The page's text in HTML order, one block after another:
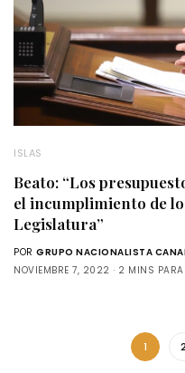
ISLAS
Beato: “Los
el incumplimiento de
Legislatura”
POR GRUPO NACIONALISTA
NOVIEMBRE 7, 2022
2 MINS PARA
1 2